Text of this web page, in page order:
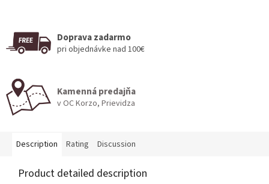
Doprava zadarmo
pri objednávke nad 100€
Kamenná predajňa
v OC Korzo, Prievidza
Description Rating Discussion
Product detailed description